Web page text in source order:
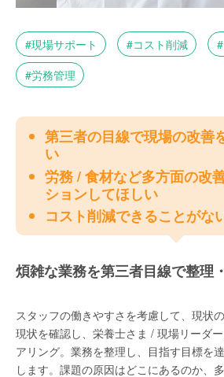
現場サポート コスト削減
労務管理
第三者の目線で現場の改善
い
労務 / 食材など多方面の改
ションしてほしい
コスト削減できることがな
煩雑な業務を第三者目線で整理
スタッフの働きやすさを考慮して、現状
現状を確認し、栄養士さま / 現場リーダ
アリング。業務を整理し、目指す目標を
します。課題の原因はどこにあるのか、